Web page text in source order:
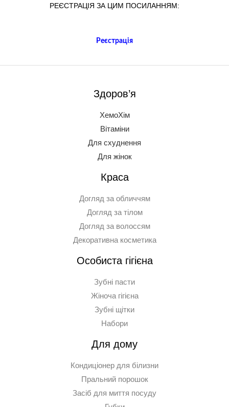
РЕЄСТРАЦІЯ ЗА ЦИМ ПОСИЛАННЯМ:
Реєстрація
Здоров’я
ХемоХім
Вітаміни
Для схуднення
Для жінок
Краса
Догляд за обличчям
Догляд за тілом
Догляд за волоссям
Декоративна косметика
Особиста гігієна
Зубні пасти
Жіноча гігієна
Зубні щітки
Набори
Для дому
Кондиціонер для білизни
Пральний порошок
Засіб для миття посуду